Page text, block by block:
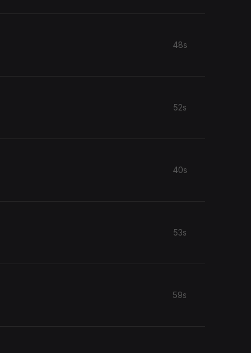
48s
52s
40s
53s
59s